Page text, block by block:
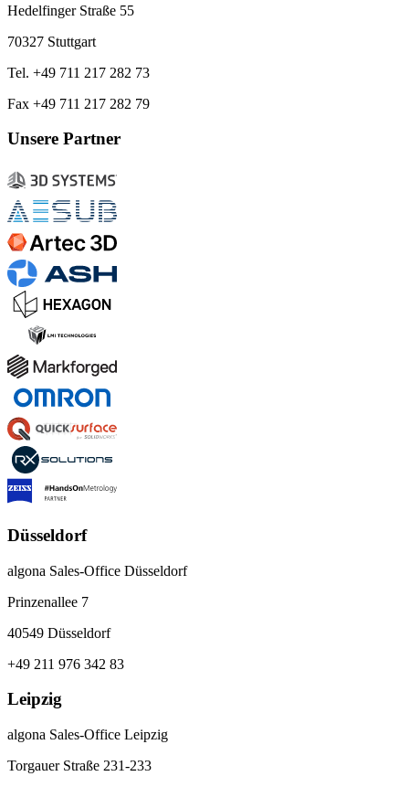
Hedelfinger Straße 55
70327 Stuttgart
Tel. +49 711 217 282 73
Fax +49 711 217 282 79
Unsere Partner
Düsseldorf
algona Sales-Office Düsseldorf
Prinzenallee 7
40549 Düsseldorf
+49 211 976 342 83
Leipzig
algona Sales-Office Leipzig
Torgauer Straße 231-233